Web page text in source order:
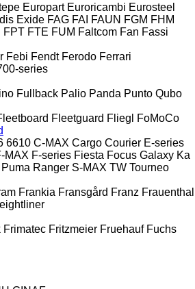
Europart Euroricambi Eurosteel
Exide FAG FAI FAUN FGM FHM
FPT FTE FUM Faltcom Fan Fassi
Febi Fendt Ferodo Ferrari
series
Fullback Palio Panda Punto Qubo
Fleetguard Fliegl
FoMoCo
6610 C-MAX Cargo Courier E-series
MAX F-series Fiesta Focus Galaxy Ka
Puma Ranger S-MAX TW Tourneo
Frankia Fransgård Franz Frauenthal
Frimatec Fritzmeier Fruehauf Fuchs